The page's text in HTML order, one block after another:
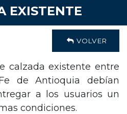
EXISTENTE
VOLVER
calzada existente entre
de Antioquia debían
a los usuarios un
condiciones.